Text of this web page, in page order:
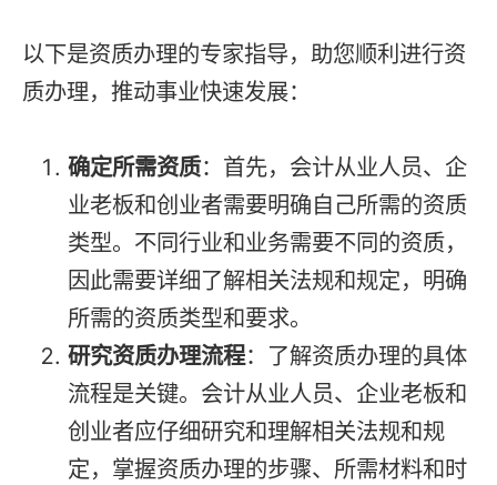
以下是资质办理的专家指导，助您顺利进行资
质办理，推动事业快速发展：
确定所需资质：首先，会计从业人员、企
业老板和创业者需要明确自己所需的资质
类型。不同行业和业务需要不同的资质，
因此需要详细了解相关法规和规定，明确
所需的资质类型和要求。
研究资质办理流程：了解资质办理的具体
流程是关键。会计从业人员、企业老板和
创业者应仔细研究和理解相关法规和规
定，掌握资质办理的步骤、所需材料和时